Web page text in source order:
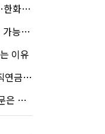
향은?
'글쎄'
이유
언은
다